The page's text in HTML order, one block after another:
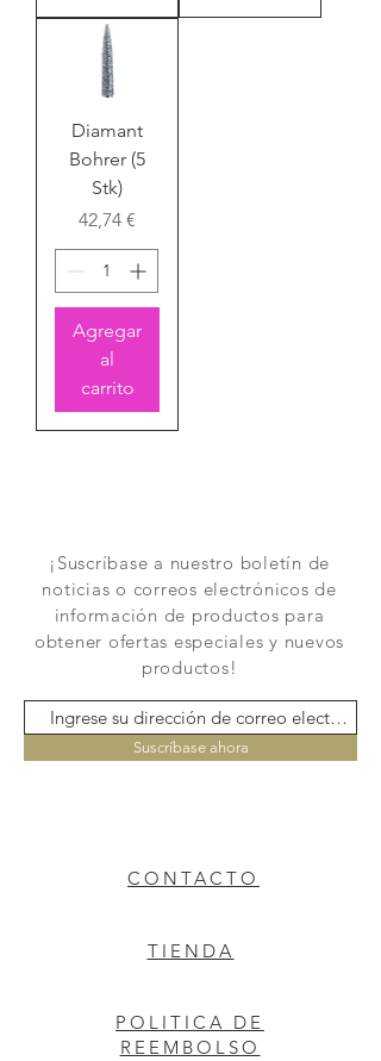
Diamant
Bohrer (5
Stk)
Precio
42,74 €
Agregar
al
carrito
¡Suscríbase a nuestro boletín de
noticias o correos electrónicos de
información de productos para
obtener ofertas especiales y nuevos
productos!
Suscríbase ahora
CONTACTO
TIENDA
POLITICA DE
REEMBOLSO